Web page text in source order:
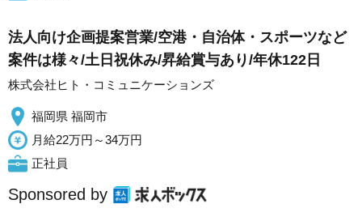
法人向け企画提案営業/空港・自治体・スポーツなど
案件は様々/土日祝休み/昇給賞与あり/年休122日
株式会社ヒト・コミュニケーションズ
福岡県 福岡市
月給22万円～34万円
正社員
Sponsored by